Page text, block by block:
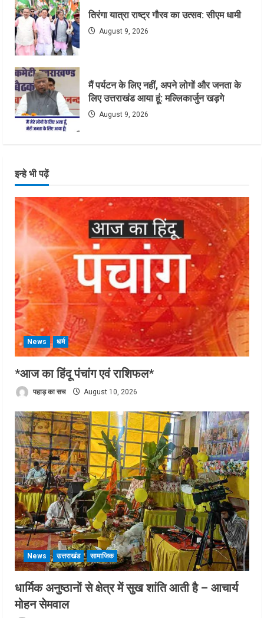
तिरंगा यात्रा राष्ट्र गौरव का उत्सव: सीएम धामी
August 9, 2026
मैं पर्यटन के लिए नहीं, अपने लोगों और जनता के
लिए उत्तराखंड आया हूं: मल्लिकार्जुन खड़गे
August 9, 2026
इन्हे भी पढ़ें
News धर्म
*आज का हिंदू पंचांग एवं राशिफल*
पहाड़ का सच August 10, 2026
News उत्तराखंड सामाजिक
धार्मिक अनुष्ठानों से क्षेत्र में सुख शांति आती है – आचार्य
मोहन सेमवाल